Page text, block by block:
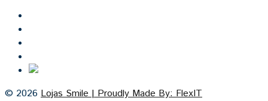
© 2026 Lojas Smile | Proudly Made By: FlexIT